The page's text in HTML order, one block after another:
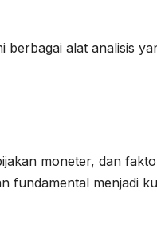
berbagai alat analisis
moneter, dan
fundamental menjadi